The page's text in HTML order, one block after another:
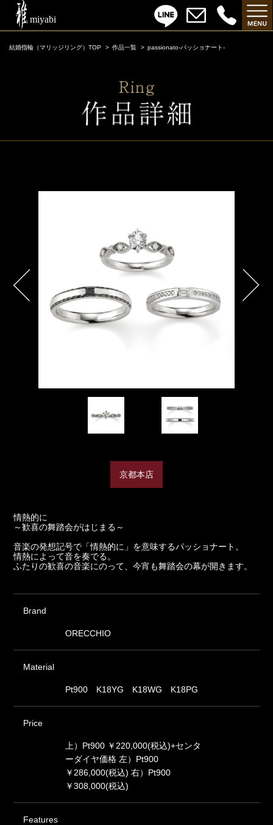
結婚指輪（マリッジリング）TOP 作品一覧 passionato-パッショナート-
京都本店
情熱的に
～歓喜の舞踏会がはじまる～
音楽の発想記号で「情熱的に」を意味するパッショナート。
情熱によって音を奏でる。
ふたりの歓喜の音楽にのって、今宵も舞踏会の幕が開きます。
Brand
ORECCHIO
Material
Pt900 K18YG K18WG K18PG
Price
上）Pt900 ￥220,000(税込)+センタ
ーダイヤ価格 左）Pt900
￥286,000(税込) 右）Pt900
￥308,000(税込)
Features